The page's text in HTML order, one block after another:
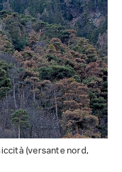
(versante nord,